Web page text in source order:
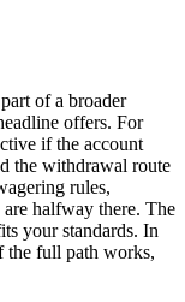
part of a broader
offers. For
if the account
the withdrawal route
rules,
halfway there. The
your standards. In
the full path works,